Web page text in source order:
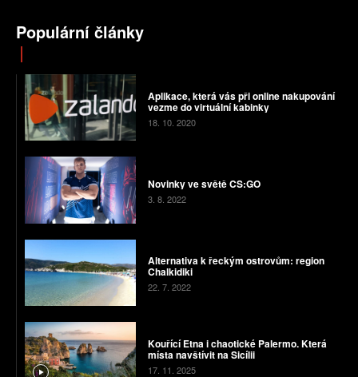
Populární články
Aplikace, která vás při online nakupování
vezme do virtuální kabinky
18. 10. 2020
Novinky ve světě CS:GO
3. 8. 2022
Alternativa k řeckým ostrovům: region
Chalkidiki
22. 7. 2022
Kouřící Etna i chaotické Palermo. Která
místa navštívit na Sicílii
17. 11. 2025